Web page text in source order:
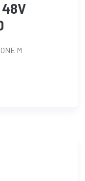
48V
M